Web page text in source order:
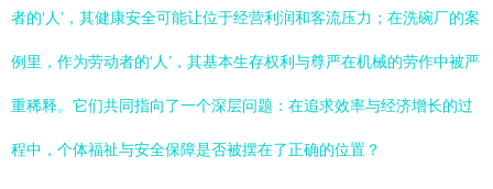
者的‘人’，其健康安全可能让位于经营利润和客流压力；在洗碗厂的案
例里，作为劳动者的‘人’，其基本生存权利与尊严在机械的劳作中被严
重稀释。它们共同指向了一个深层问题：在追求效率与经济增长的过
程中，个体福祉与安全保障是否被摆在了正确的位置？